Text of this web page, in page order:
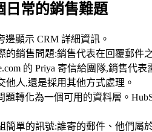
日常的銷售難題
的銷售問題:銷售代表在回覆郵件
的 Priya 寄信給團隊,銷售代
他人,還是採用其他方式處理。
題轉化為一個可用的資料層。
簡單的訊號:誰寄的郵件、他們屬